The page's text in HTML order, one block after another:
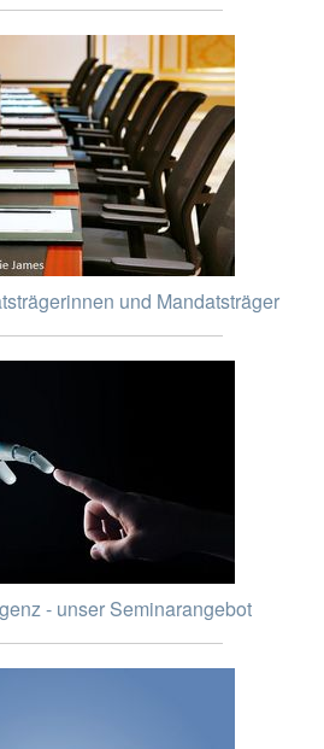
und Mandatsträger
- unser Seminarangebot